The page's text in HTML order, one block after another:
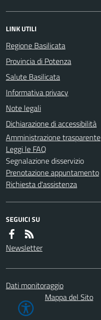
LINK UTILI
Regione Basilicata
Provincia di Potenza
Salute Basilicata
Informativa privacy
Note legali
Dichiarazione di accessibilità
Amministrazione trasparente
Leggi le FAQ
Segnalazione disservizio
Prenotazione appuntamento
Richiesta d'assistenza
SEGUICI SU
Newsletter
Dati monitoraggio
Mappa del Sito